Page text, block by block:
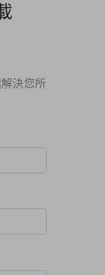
決您所